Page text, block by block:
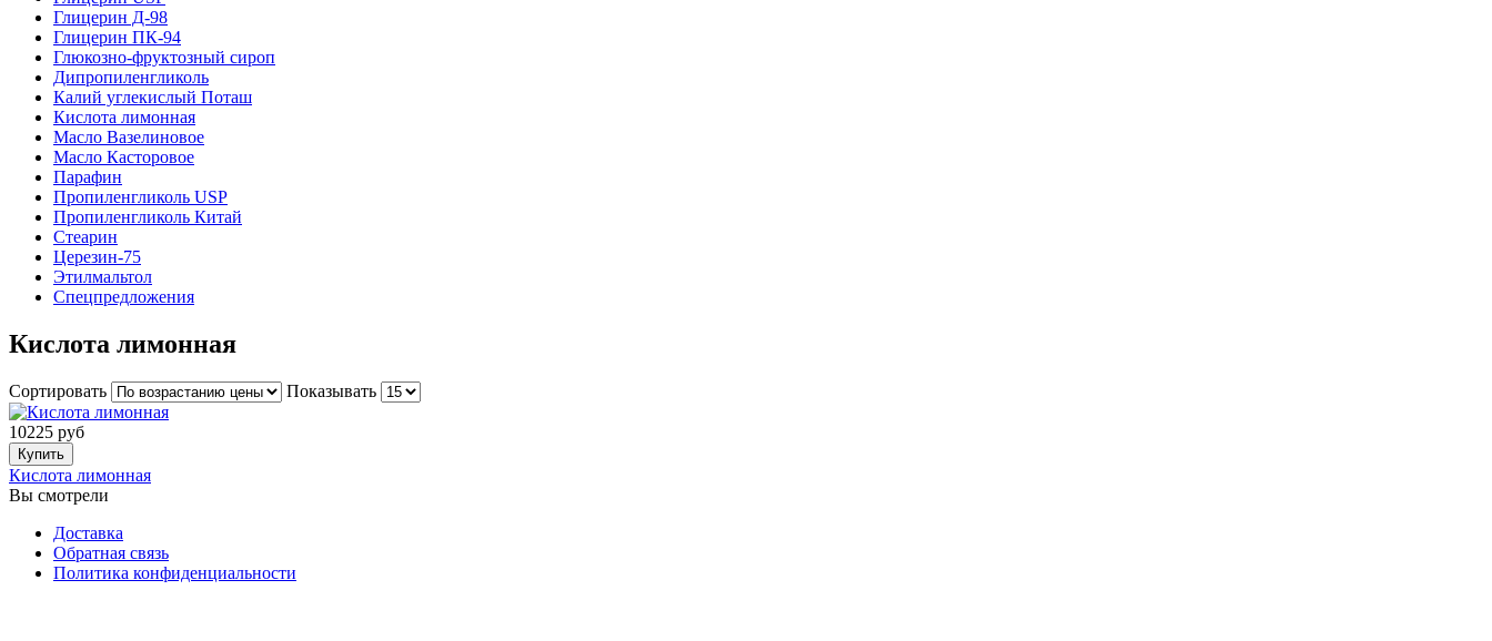
Глицерин Д-98
Глицерин ПК-94
Глюкозно-фруктозный сироп
Дипропиленгликоль
Калий углекислый Поташ
Кислота лимонная
Масло Вазелиновое
Масло Касторовое
Парафин
Пропиленгликоль USP
Пропиленгликоль Китай
Стеарин
Церезин-75
Этилмальтол
Спецпредложения
Кислота лимонная
Сортировать Показывать
10225 руб
Купить
Кислота лимонная
Вы смотрели
Доставка
Обратная связь
Политика конфиденциальности